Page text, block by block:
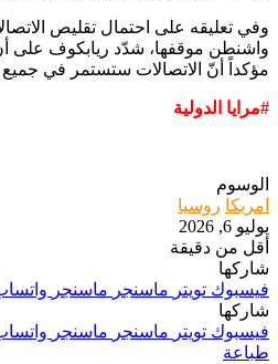
وفي تعليقه على احتمال تقليص
واشنطن موقفها، شدّد ريابكوف على
مؤكداً أنّ الاتصالات ستستمر في جميع
#مرايا الدولية
الوسوم
امريكا روسيا
يوليو 6, 2026
أقل من دقيقة
شاركها
فيسبوك تويتر ماسنجر ماسنجر
شاركها
فيسبوك تويتر ماسنجر ماسنجر
طباعة